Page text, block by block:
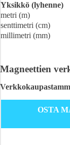
Yksikkö (lyhenne)
metri (m)
senttimetri (cm)
millimetri (mm)
Magneettien
OSTA